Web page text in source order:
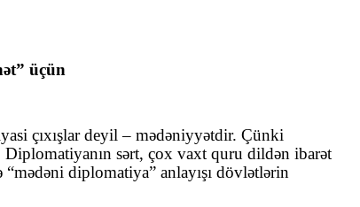
üçün
çıxışlar deyil – mədəniyyətdir. Çünki
Diplomatiyanın sərt, çox vaxt quru dildən ibarət
diplomatiya” anlayışı dövlətlərin